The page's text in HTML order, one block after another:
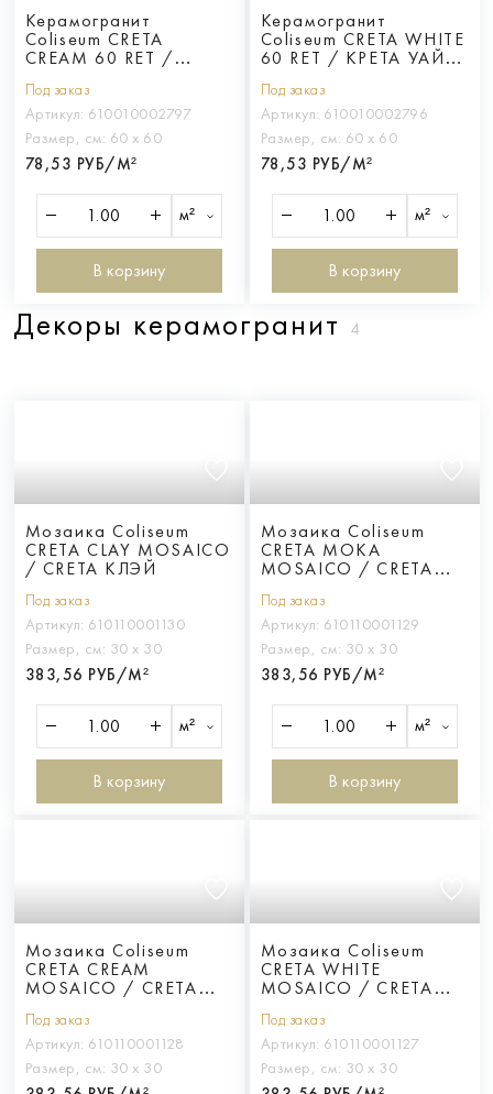
Керамогранит
Coliseum CRETA
CREAM 60 RET /
Под заказ
Артикул: 610010002797
Размер, см: 60 х 60
78,53 РУБ/М²
м²
В корзину
Керамогранит
Coliseum CRETA WHITE
60 RET / КРЕТА УАЙТ
Под заказ
Артикул: 610010002796
Размер, см: 60 х 60
78,53 РУБ/М²
м²
В корзину
Декоры керамогранит 4
Мозаика Coliseum
CRETA CLAY MOSAICO
/ CRETA КЛЭЙ
Под заказ
Артикул: 610110001130
Размер, см: 30 х 30
383,56 РУБ/М²
м²
В корзину
Мозаика Coliseum
CRETA MOKA
MOSAICO / CRETA
Под заказ
Артикул: 610110001129
Размер, см: 30 х 30
383,56 РУБ/М²
м²
В корзину
Мозаика Coliseum
CRETA CREAM
MOSAICO / CRETA
Под заказ
Артикул: 610110001128
Размер, см: 30 х 30
Мозаика Coliseum
CRETA WHITE
MOSAICO / CRETA
Под заказ
Артикул: 610110001127
Размер, см: 30 х 30